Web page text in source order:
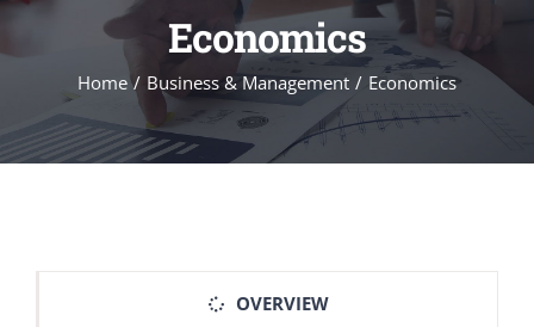
Economics
Home / Business & Management / Economics
OVERVIEW